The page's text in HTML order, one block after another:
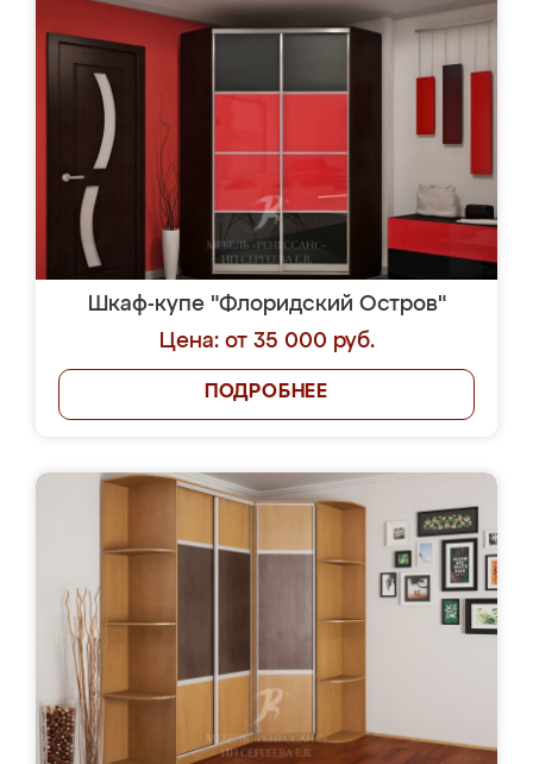
Шкаф-купе "Флоридский Остров"
Цена: от 35 000 руб.
ПОДРОБНЕЕ